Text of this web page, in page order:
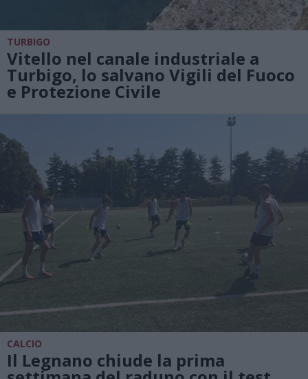
TURBIGO
Vitello nel canale industriale a
Turbigo, lo salvano Vigili del Fuoco
e Protezione Civile
CALCIO
Il Legnano chiude la prima